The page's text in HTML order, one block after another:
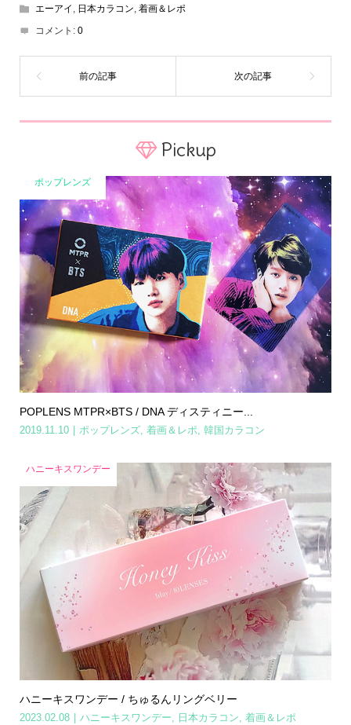
エーアイ 日本カラコン 着画＆レポ
コメント: 0
Pickup
ポップレンズ
POPLENS MTPR×BTS / DNA ディスティニー...
2019.11.10 ポップレンズ, 着画＆レポ, 韓国カラコン
ハニーキスワンデー
ハニーキスワンデー / ちゅるんリングベリー
2023.02.08 ハニーキスワンデー, 日本カラコン, 着画＆レポ